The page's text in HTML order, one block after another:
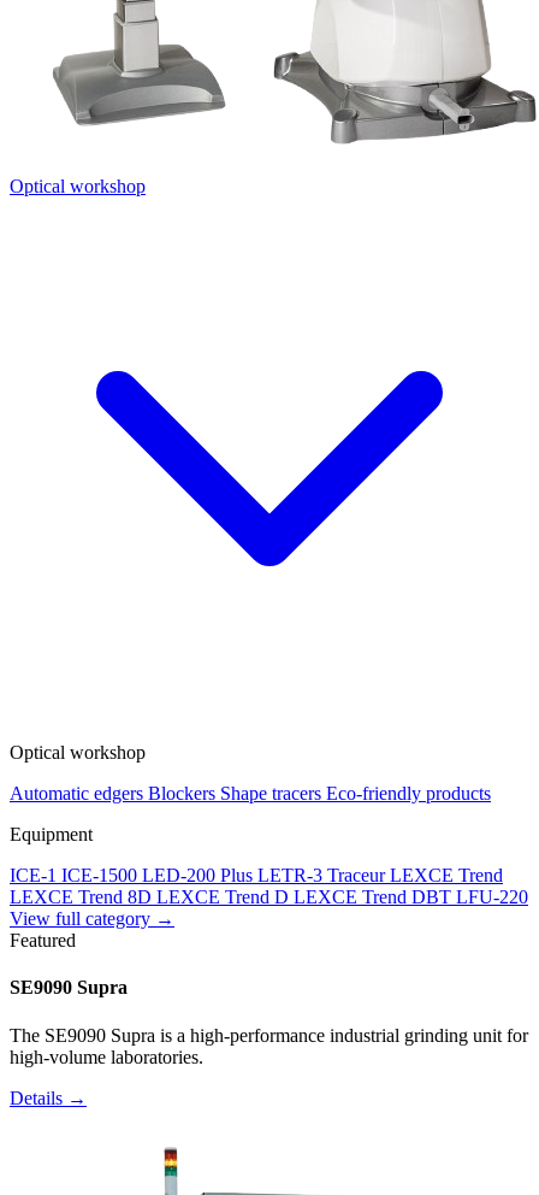
Optical workshop
Optical workshop
Automatic edgers Blockers Shape tracers Eco-friendly products
Equipment
ICE-1 ICE-1500 LED-200 Plus LETR-3 Traceur LEXCE Trend
LEXCE Trend 8D LEXCE Trend D LEXCE Trend DBT LFU-220
View full category →
Featured
SE9090 Supra
The SE9090 Supra is a high-performance industrial grinding unit for
high-volume laboratories.
Details →